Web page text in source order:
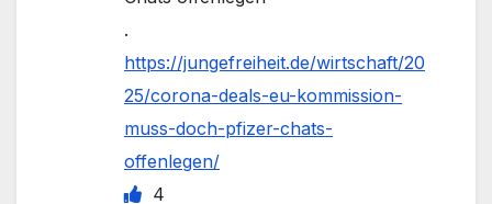
.
https://jungefreiheit.de/wirtschaft/20
25/corona-deals-eu-kommission-
muss-doch-pfizer-chats-
offenlegen/
4